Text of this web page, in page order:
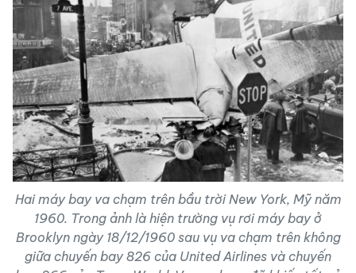
Hai máy bay va chạm trên bầu trời New York, Mỹ năm
1960. Trong ảnh là hiện trường vụ rơi máy bay ở
Brooklyn ngày 18/12/1960 sau vụ va chạm trên không
giữa chuyến bay 826 của United Airlines và chuyến